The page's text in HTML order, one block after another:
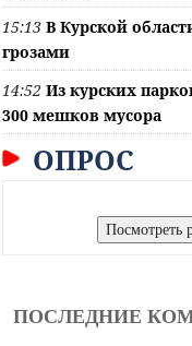
15:13 В Курской
грозами
14:52 Из курских
300 мешков мусора
ОПРОС
ПОСЛЕДНИЕ